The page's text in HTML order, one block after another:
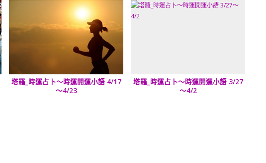
塔羅_時運占卜～時運開運小語 4/17
～4/23
塔羅_時運占卜～時運開運小語 3/27
～4/2